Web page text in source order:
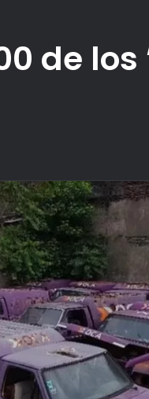
de